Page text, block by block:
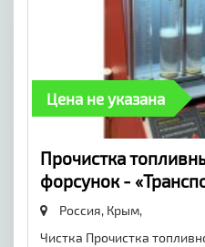
Цена не указана
Прочистка
форсунок -
Россия, Крым,
Чистка Прочистка